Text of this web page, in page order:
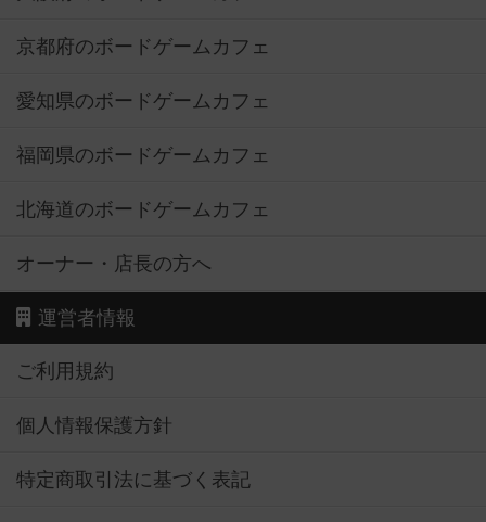
京都府のボードゲームカフェ
愛知県のボードゲームカフェ
福岡県のボードゲームカフェ
北海道のボードゲームカフェ
オーナー・店長の方へ
運営者情報
ご利用規約
個人情報保護方針
特定商取引法に基づく表記